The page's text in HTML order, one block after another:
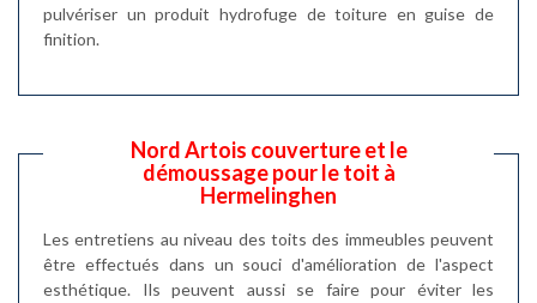
pulvériser un produit hydrofuge de toiture en guise de
finition.
Nord Artois couverture et le
démoussage pour le toit à
Hermelinghen
Les entretiens au niveau des toits des immeubles peuvent
être effectués dans un souci d'amélioration de l'aspect
esthétique. Ils peuvent aussi se faire pour éviter les